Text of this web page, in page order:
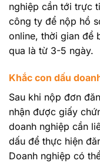
nghiệp cần tới trực
công ty để nộp hồ
online, thời gian để
qua là từ 3-5 ngày.
Khắc con dấu
Sau khi nộp đơn
nhận được giấy
doanh nghiệp cần
dấu để thực hiện
Doanh nghiệp có